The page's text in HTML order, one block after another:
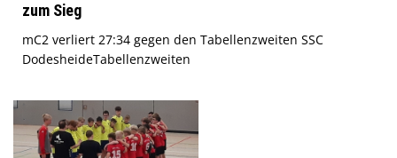
zum Sieg
mC2 verliert 27:34 gegen den Tabellenzweiten SSC
DodesheideTabellenzweiten